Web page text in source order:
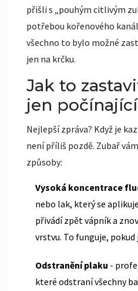
přišli s „pouhým citlivým
potřebou kořenového
všechno to bylo možné
jen na krčku.
Jak to
jen
Nejlepší zpráva? Když je
není příliš pozdě. Zubař
způsoby:
Vysoká koncentrace
nebo lak, který se
přivádí zpět vápník a
vrstvu. To funguje, pokud
Odstranění plaku -
které odstraní všechny